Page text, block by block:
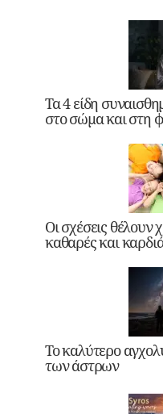
Τα 4 είδη
στο σώμα και στη
Οι σχέσεις θέλουν
καθαρές και
Το καλύτερο
των άστρων